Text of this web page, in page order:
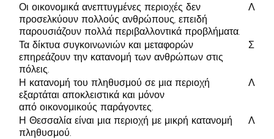
Οι οικονομικά ανεπτυγμένες περιοχές δεν
προσελκύουν πολλούς ανθρώπους, επειδή
παρουσιάζουν πολλά περιβαλλοντικά προβλήματα.
Λ
Τα δίκτυα συγκοινωνιών και μεταφορών
επηρεάζουν την κατανομή των ανθρώπων στις
πόλεις.
Σ
Η κατανομή του πληθυσμού σε μια περιοχή
εξαρτάται αποκλειστικά και μόνον
από οικονομικούς παράγοντες.
Λ
Η Θεσσαλία είναι μια περιοχή με μικρή κατανομή
πληθυσμού.
Λ